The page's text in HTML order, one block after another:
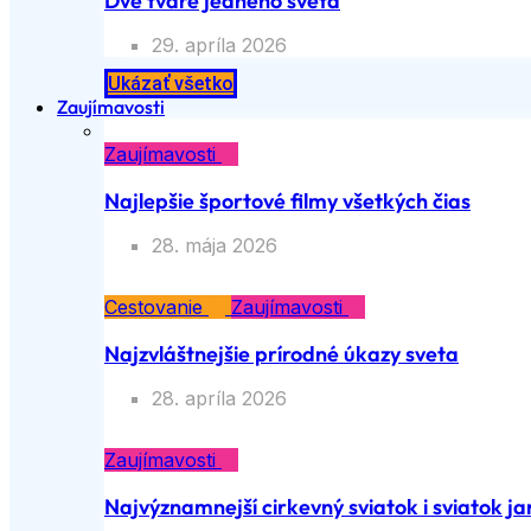
29. apríla 2026
Ukázať všetko
Zaujímavosti
Zaujímavosti
Najlepšie športové filmy všetkých čias
28. mája 2026
Cestovanie Zaujímavosti
Najzvláštnejšie prírodné úkazy sveta
28. apríla 2026
Zaujímavosti
Najvýznamnejší cirkevný sviatok i sviatok